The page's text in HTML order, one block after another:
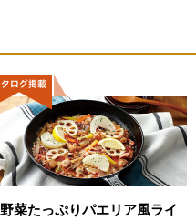
野菜たっぷりパエリア風ライ